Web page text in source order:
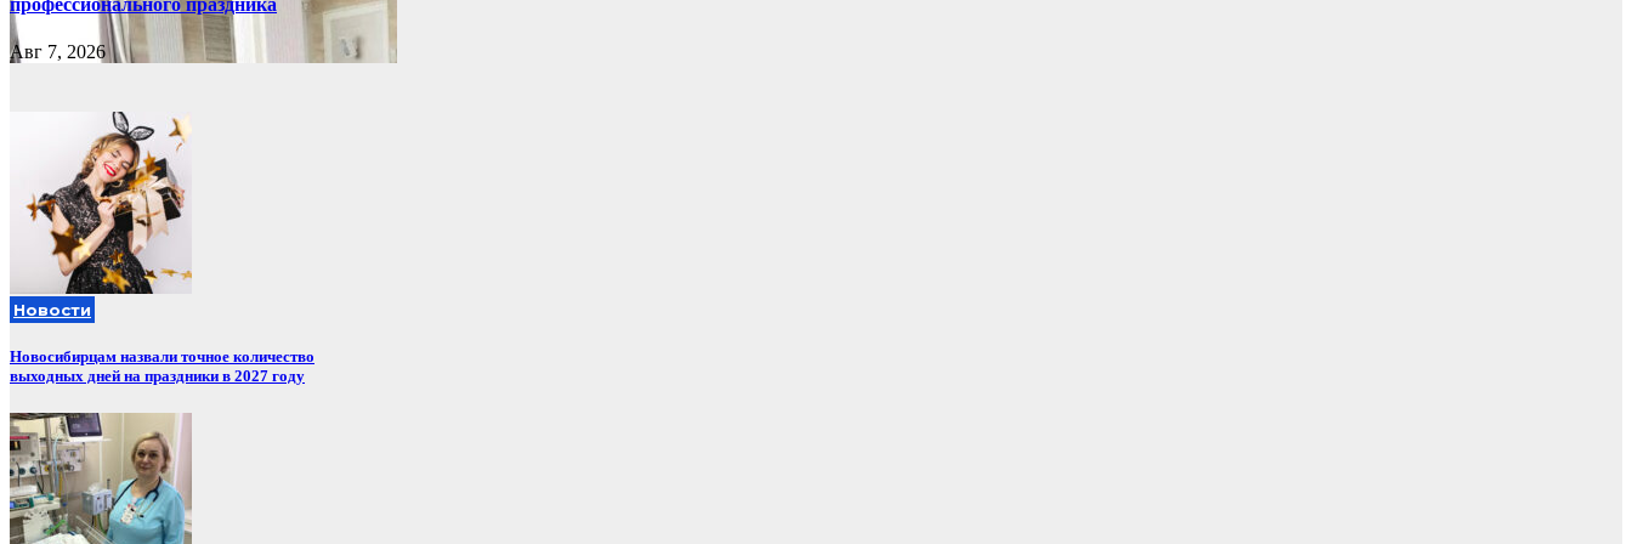
Авг 7, 2026
Новости
Новосибирцам назвали точное количество
выходных дней на праздники в 2027 году